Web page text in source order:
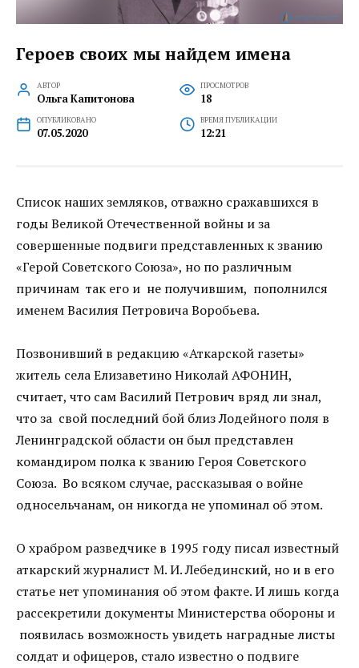
Героев своих мы найдем имена
АВТОР
Ольга Капитонова
ПРОСМОТРОВ
18
ОПУБЛИКОВАНО
07.05.2020
ВРЕМЯ ПУБЛИКАЦИИ
12:21
Список наших земляков, отважно сражавшихся в
годы Великой Отечественной войны и за
совершенные подвиги представленных к званию
«Герой Советского Союза», но по различным
причинам так его и не получившим, пополнился
именем Василия Петровича Воробьева.
Позвонивший в редакцию «Аткарской газеты»
житель села Елизаветино Николай АФОНИН,
считает, что сам Василий Петрович вряд ли знал,
что за свой последний бой близ Лодейного поля в
Ленинградской области он был представлен
командиром полка к званию Героя Советского
Союза. Во всяком случае, рассказывая о войне
односельчанам, он никогда не упоминал об этом.
О храбром разведчике в 1995 году писал известный
аткарский журналист М. И. Лебединский, но и в его
статье нет упоминания об этом факте. И лишь когда
рассекретили документы Министерства обороны и
появилась возможность увидеть наградные листы
солдат и офицеров, стало известно о подвиге